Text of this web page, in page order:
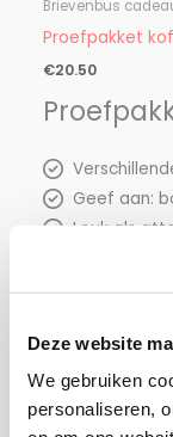
Deze website
We gebruiken
personaliseren,
Brievenbus
Proefpakket
€20.50
Geef aan:
Leuk als